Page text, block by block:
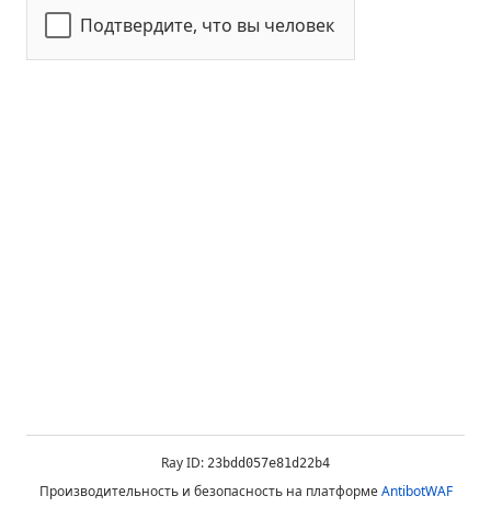
Подтвердите, что вы человек
Ray ID: 23bdd057e81d22b4
Производительность и безопасность на платформеAntibotWAF